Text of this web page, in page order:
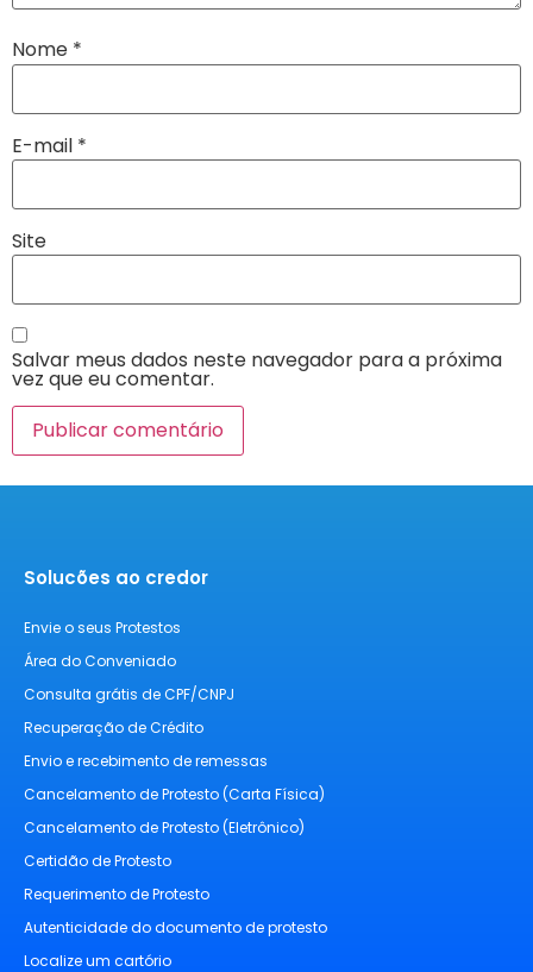
Nome *
E-mail *
Site
Salvar meus dados neste navegador para a próxima
vez que eu comentar.
Solucões ao credor
Envie o seus Protestos
Área do Conveniado
Consulta grátis de CPF/CNPJ
Recuperação de Crédito
Envio e recebimento de remessas
Cancelamento de Protesto (Carta Física)
Cancelamento de Protesto (Eletrônico)
Certidão de Protesto
Requerimento de Protesto
Autenticidade do documento de protesto
Localize um cartório